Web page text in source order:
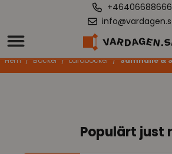
+46406688666
Samhälle &
Hem / Böcker / Läroböcker / Samhälle &
Populärt just